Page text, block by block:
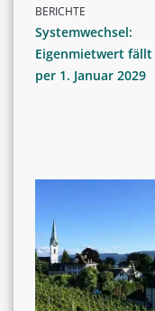
BERICHTE
Systemwechsel:
Eigenmietwert fällt
per 1. Januar 2029